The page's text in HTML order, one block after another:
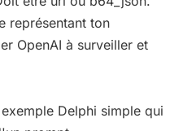
représentant ton
OpenAI à surveiller et
Delphi simple qui